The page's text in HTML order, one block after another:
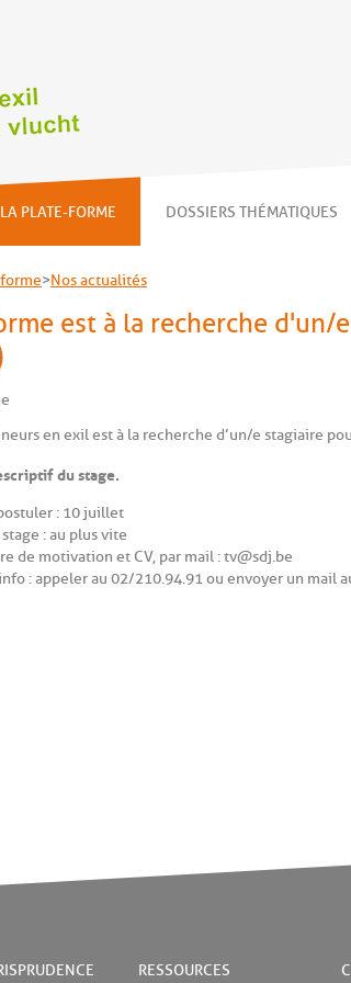
LA PLATE-FORME
Nos actions
Nos actualités
DOSSIERS THÉMATIQUES
Détention et alternatives
>Nos actualités
est à la recherche d'un/
en exil est à la recherche d’un/e stagiaire
du stage.
: 10 juillet
: au plus vite
de motivation et CV, par mail : tv@sdj.be
: appeler au 02/210.94.91 ou envoyer un mail
RESSOURCES